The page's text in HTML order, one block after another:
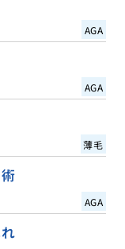
AGA
AGA
薄毛
AGA